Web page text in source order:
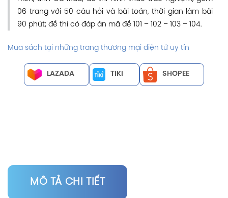
06 trang với 50 câu hỏi và bài toán, thời gian làm bài
90 phút; đề thi có đáp án mã đề 101 – 102 – 103 – 104.
Mua sách tại những trang thương mại điện tử uy tín
LAZADA TIKI SHOPEE
MÔ TẢ CHI TIẾT